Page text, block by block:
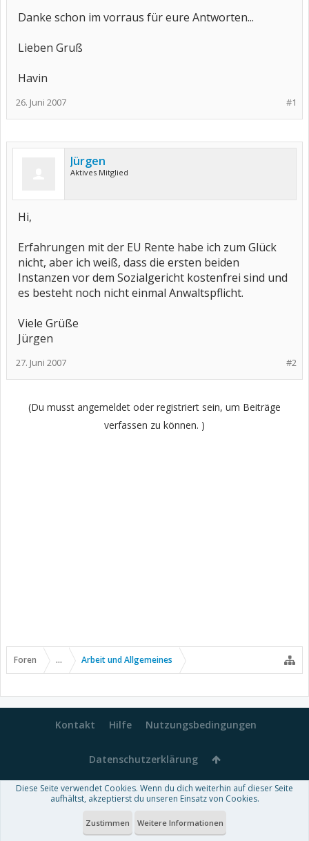
Danke schon im vorraus für eure Antworten...
Lieben Gruß
Havin
#1
26. Juni 2007
Jürgen
Aktives Mitglied
Hi,
Erfahrungen mit der EU Rente habe ich zum Glück
nicht, aber ich weiß, dass die ersten beiden
Instanzen vor dem Sozialgericht kostenfrei sind und
es besteht noch nicht einmal Anwaltspflicht.
Viele Grüße
Jürgen
#2
27. Juni 2007
(Du musst angemeldet oder registriert sein, um Beiträge
verfassen zu können. )
Foren ... Arbeit und Allgemeines
Kontakt Hilfe Nutzungsbedingungen
Datenschutzerklärung
Forum software by XenForo™-Deutsch von xenDach
Theme designed byThemeHouse
Diese Seite verwendet Cookies. Wenn du dich weiterhin auf dieser Seite
aufhältst, akzeptierst du unseren Einsatz von Cookies.
Zustimmen Weitere Informationen